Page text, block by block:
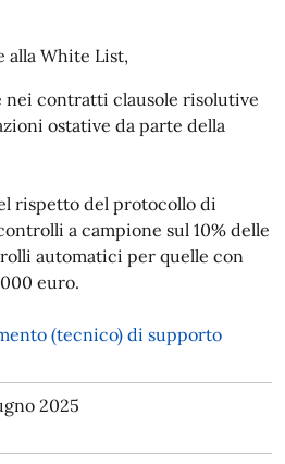
alla White List,
nei contratti clausole risolutive
ostative da parte della
rispetto del protocollo di
a campione sul 10% delle
automatici per quelle con
euro.
(tecnico) di supporto
2025